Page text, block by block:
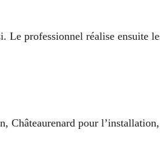
Le professionnel réalise ensuite
Châteaurenard pour